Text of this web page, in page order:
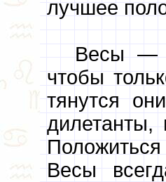
лучшее
Весы —
чтобы
тянутся
дилетанты,
Весы